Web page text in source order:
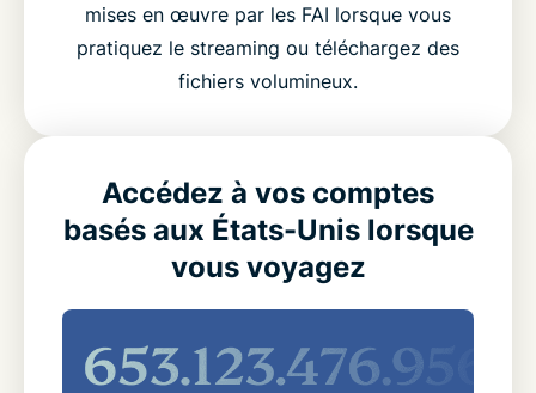
mises en œuvre par les FAI lorsque vous
pratiquez le streaming ou téléchargez des
fichiers volumineux.
Accédez à vos comptes
basés aux États-Unis lorsque
vous voyagez